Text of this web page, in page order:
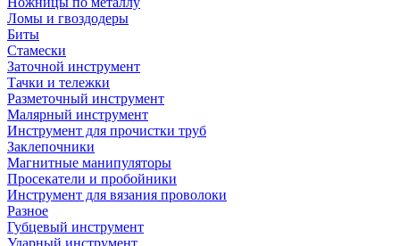
Ломы и гвоздодеры
Биты
Стамески
Заточной инструмент
Тачки и тележки
Разметочный инструмент
Малярный инструмент
Инструмент для прочистки труб
Заклепочники
Магнитные манипуляторы
Просекатели и пробойники
Инструмент для вязания проволоки
Разное
Губцевый инструмент
Ударный инструмент